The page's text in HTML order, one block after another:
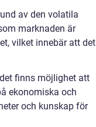
av den volatila
marknaden är
vilket innebär att det
finns möjlighet att
ekonomiska och
och kunskap för